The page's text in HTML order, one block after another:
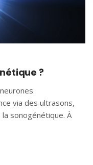
?
via des ultrasons,
sonogénétique. À